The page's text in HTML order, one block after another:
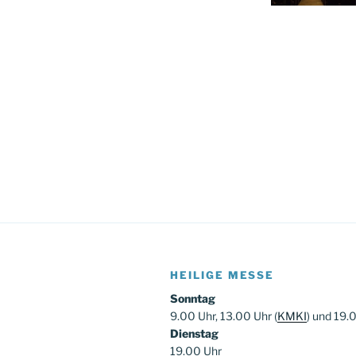
HEILIGE MESSE
Sonntag
9.00 Uhr, 13.00 Uhr (KMKI) und
Dienstag
19.00 Uhr